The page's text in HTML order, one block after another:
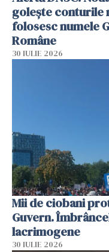
golește
folosesc numele
Române
30 IULIE 2026
Mii de ciobani
Guvern.
lacrimogene
30 IULIE 2026